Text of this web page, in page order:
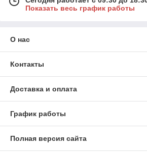
Показать весь график работы
О нас
Контакты
Доставка и оплата
График работы
Полная версия сайта